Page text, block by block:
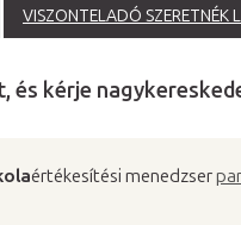
VISZONTELADÓ SZERETNÉK
és kérje
értékesítési menedzser